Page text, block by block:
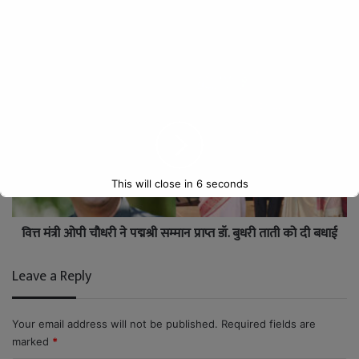
वित्त मंत्री ओपी चौधरी ने पद्मश्री सम्मान प्राप्त डॉ. बुधरी ताती को दी बधाई
Leave a Reply
Your email address will not be published. Required fields are
marked *
This will close in 5seconds